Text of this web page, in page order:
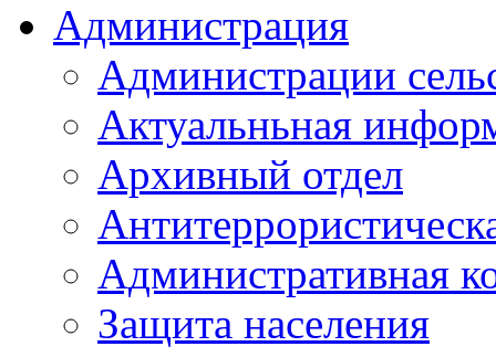
Администрация
Администрации
Актуальньная
Архивный отдел
Административная
Защита населения